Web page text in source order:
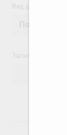
Вид документа
Заголовок или